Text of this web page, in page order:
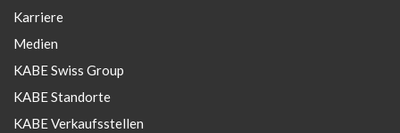
Karriere
Medien
KABE Swiss Group
KABE Standorte
KABE Verkaufsstellen